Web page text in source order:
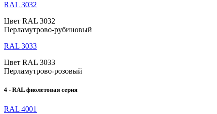
RAL 3032
Цвет RAL 3032
Перламутрово-рубиновый
RAL 3033
Цвет RAL 3033
Перламутрово-розовый
4 - RAL фиолетовая серия
RAL 4001